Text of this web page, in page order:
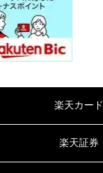
楽天カード
楽天証券